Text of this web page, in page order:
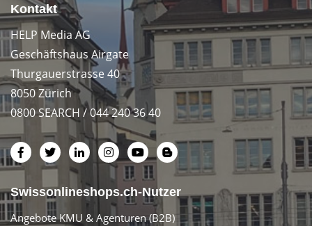
Kontakt
HELP Media AG
Geschäftshaus Airgate
Thurgauerstrasse 40
8050 Zürich
0800 SEARCH / 044 240 36 40
Swissonlineshops.ch-Nutzer
Angebote KMU & Agenturen (B2B)